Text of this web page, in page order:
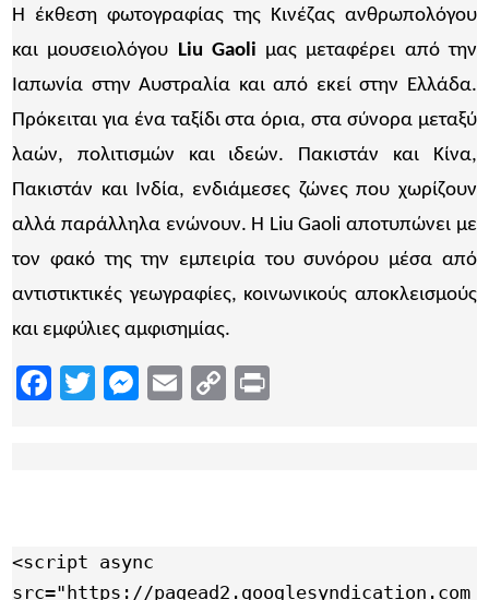
Η έκθεση φωτογραφίας της Κινέζας ανθρωπολόγου
και μουσειολόγου Liu Gaoli μας μεταφέρει από την
Ιαπωνία στην Αυστραλία και από εκεί στην Ελλάδα.
Πρόκειται για ένα ταξίδι στα όρια, στα σύνορα μεταξύ
λαών, πολιτισμών και ιδεών. Πακιστάν και Κίνα,
Πακιστάν και Ινδία, ενδιάμεσες ζώνες που χωρίζουν
αλλά παράλληλα ενώνουν. Η Liu Gaoli αποτυπώνει με
τον φακό της την εμπειρία του συνόρου μέσα από
αντιστικτικές γεωγραφίες, κοινωνικούς αποκλεισμούς
και εμφύλιες αμφισημίας.
Facebook
TwitterMessenger
EmailCopy
<script async
src="https://pagead2.googlesyndication.com